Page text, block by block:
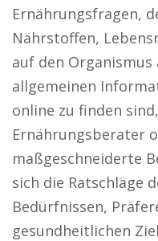
Ernährungsfragen,
Nährstoffen,
auf den Organismus
allgemeinen
online zu finden
Ernährungsberater
maßgeschneiderte
sich die Ratschläge
Bedürfnissen,
gesundheitlichen